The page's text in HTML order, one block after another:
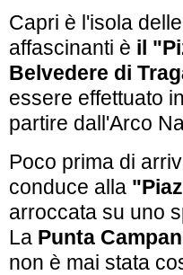
Capri è l'isola
affascinanti è il
Belvedere di
essere effettuato
partire dall'Arco
Poco prima di
conduce alla
arroccata su uno
La Punta
non è mai stata